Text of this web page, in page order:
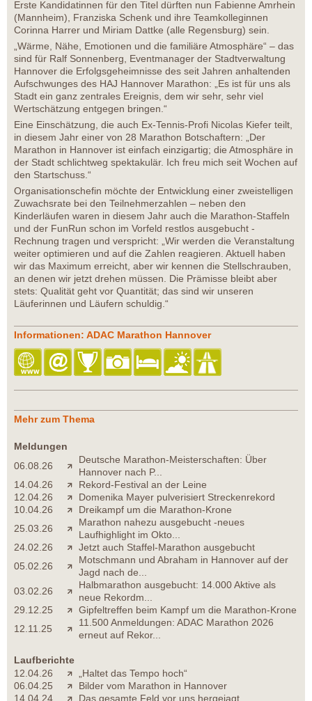
Erste Kandidatinnen für den Titel dürften nun Fabienne Amrhein
(Mannheim), Franziska Schenk und ihre Teamkolleginnen
Corinna Harrer und Miriam Dattke (alle Regensburg) sein.
„Wärme, Nähe, Emotionen und die familiäre Atmosphäre“ – das
sind für Ralf Sonnenberg, Eventmanager der Stadtverwaltung
Hannover die Erfolgsgeheimnisse des seit Jahren anhaltenden
Aufschwunges des HAJ Hannover Marathon: „Es ist für uns als
Stadt ein ganz zentrales Ereignis, dem wir sehr, sehr viel
Wertschätzung entgegen bringen.“
Eine Einschätzung, die auch Ex-Tennis-Profi Nicolas Kiefer teilt,
in diesem Jahr einer von 28 Marathon Botschaftern: „Der
Marathon in Hannover ist einfach einzigartig; die Atmosphäre in
der Stadt schlichtweg spektakulär. Ich freu mich seit Wochen auf
den Startschuss.“
Organisationschefin möchte der Entwicklung einer zweistelligen
Zuwachsrate bei den Teilnehmerzahlen – neben den
Kinderläufen waren in diesem Jahr auch die Marathon-Staffeln
und der FunRun schon im Vorfeld restlos ausgebucht -
Rechnung tragen und verspricht: „Wir werden die Veranstaltung
weiter optimieren und auf die Zahlen reagieren. Aktuell haben
wir das Maximum erreicht, aber wir kennen die Stellschrauben,
an denen wir jetzt drehen müssen. Die Prämisse bleibt aber
stets: Qualität geht vor Quantität; das sind wir unseren
Läuferinnen und Läufern schuldig.“
Informationen: ADAC Marathon Hannover
Mehr zum Thema
Meldungen
06.08.26
Deutsche Marathon-Meisterschaften: Über
Hannover nach P...
14.04.26
Rekord-Festival an der Leine
12.04.26
Domenika Mayer pulverisiert Streckenrekord
10.04.26
Dreikampf um die Marathon-Krone
25.03.26
Marathon nahezu ausgebucht -neues
Laufhighlight im Okto...
24.02.26
Jetzt auch Staffel-Marathon ausgebucht
05.02.26
Motschmann und Abraham in Hannover auf der
Jagd nach de...
03.02.26
Halbmarathon ausgebucht: 14.000 Aktive als
neue Rekordm...
29.12.25
Gipfeltreffen beim Kampf um die Marathon-Krone
12.11.25
11.500 Anmeldungen: ADAC Marathon 2026
erneut auf Rekor...
Laufberichte
12.04.26
„Haltet das Tempo hoch“
06.04.25
Bilder vom Marathon in Hannover
14.04.24
Das gesamte Feld vor uns hergejagt